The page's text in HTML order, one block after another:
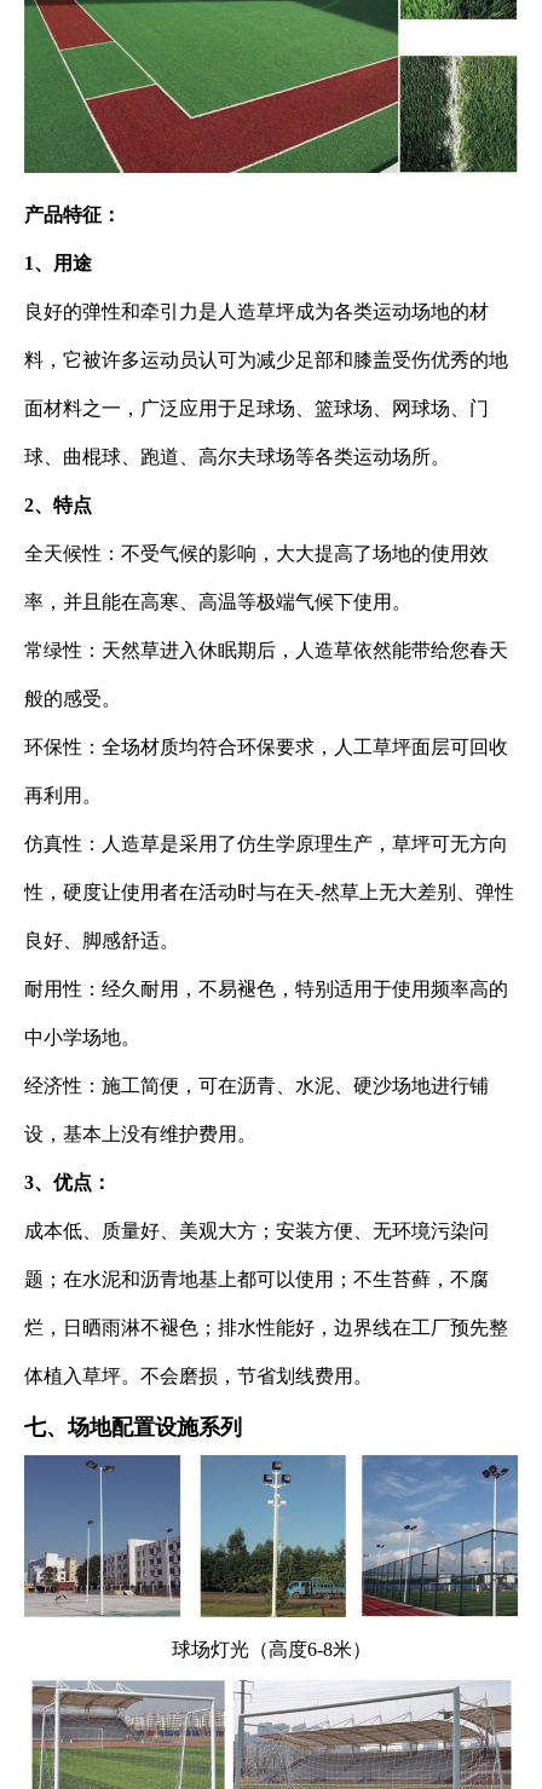
产品特征：
1、用途
良好的弹性和牵引力是人造草坪成为各类运动场地的材
料，它被许多运动员认可为减少足部和膝盖受伤优秀的地
面材料之一，广泛应用于足球场、篮球场、网球场、门
球、曲棍球、跑道、高尔夫球场等各类运动场所。
2、特点
全天候性：不受气候的影响，大大提高了场地的使用效
率，并且能在高寒、高温等极端气候下使用。
常绿性：天然草进入休眠期后，人造草依然能带给您春天
般的感受。
环保性：全场材质均符合环保要求，人工草坪面层可回收
再利用。
仿真性：人造草是采用了仿生学原理生产，草坪可无方向
性，硬度让使用者在活动时与在天-然草上无大差别、弹性
良好、脚感舒适。
耐用性：经久耐用，不易褪色，特别适用于使用频率高的
中小学场地。
经济性：施工简便，可在沥青、水泥、硬沙场地进行铺
设，基本上没有维护费用。
3、优点：
成本低、质量好、美观大方；安装方便、无环境污染问
题；在水泥和沥青地基上都可以使用；不生苔藓，不腐
烂，日晒雨淋不褪色；排水性能好，边界线在工厂预先整
体植入草坪。不会磨损，节省划线费用。
七、场地配置设施系列
球场灯光（高度6-8米）